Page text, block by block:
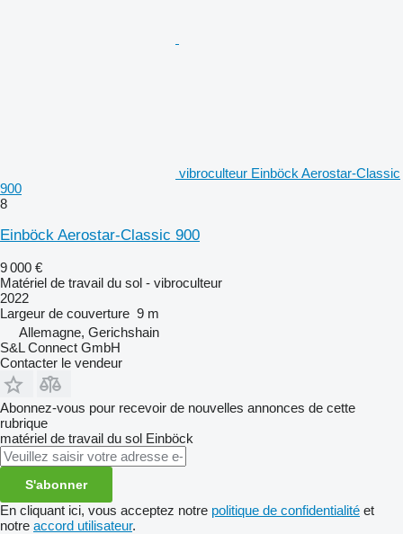
vibroculteur Einböck Aerostar-Classic
900
8
Einböck Aerostar-Classic 900
9 000 €
Matériel de travail du sol - vibroculteur
2022
Largeur de couverture 9 m
Allemagne, Gerichshain
S&L Connect GmbH
Contacter le vendeur
Abonnez-vous pour recevoir de nouvelles annonces de cette
rubrique
matériel de travail du sol Einböck
S'abonner
En cliquant ici, vous acceptez notre politique de confidentialité et
notre accord utilisateur.